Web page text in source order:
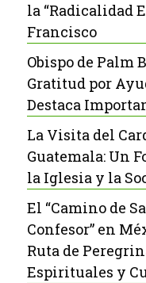
la “Radicalidad
Francisco
Obispo de Palm
Gratitud por
Destaca
La Visita del
Guatemala: Un
la Iglesia y la
El “Camino de
Confesor” en
Ruta de
Espirituales y